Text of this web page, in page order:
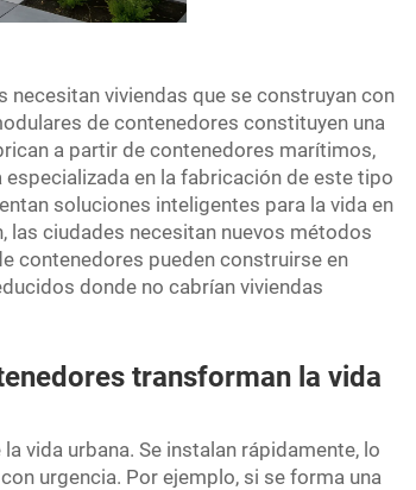
necesitan viviendas que se construyan con
de contenedores constituyen una
a partir de contenedores marítimos,
en la fabricación de este tipo
soluciones inteligentes para la vida en
las ciudades necesitan nuevos métodos
contenedores pueden construirse en
donde no cabrían viviendas
transforman la vida
vida urbana. Se instalan rápidamente, lo
urgencia. Por ejemplo, si se forma una